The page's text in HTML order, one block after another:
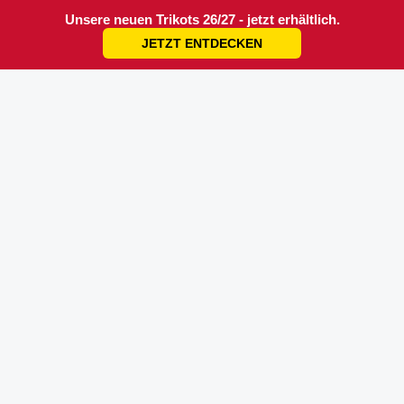
Unsere neuen Trikots 26/27 - jetzt erhältlich.
JETZT ENTDECKEN